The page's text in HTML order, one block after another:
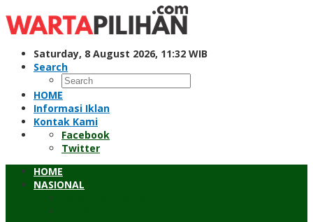
to
content
Saturday, 8 August 2026, 11:32 WIB
Search
HOME
Informasi Iklan
Kontak Kami
Facebook
Twitter
HOME
NASIONAL